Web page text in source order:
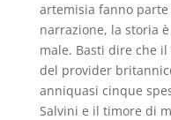
artemisia fanno
narrazione, la storia
male. Basti dire che
del provider
anniquasi cinque
Salvini e il timore di